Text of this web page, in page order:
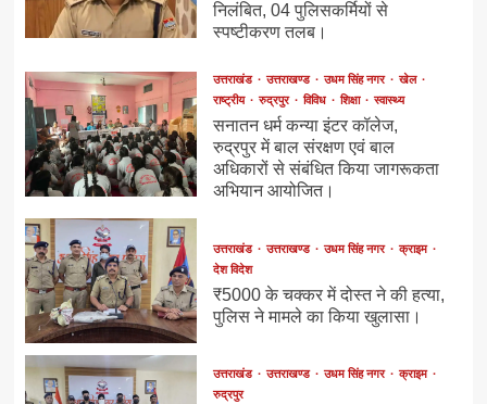
निलंबित, 04 पुलिसकर्मियों से
स्पष्टीकरण तलब।
उत्तराखंड उत्तराखण्ड उधम सिंह नगर
खेल
राष्ट्रीय
रुद्रपुर विविध शिक्षा स्वास्थ्य
सनातन धर्म कन्या इंटर कॉलेज,
रुद्रपुर में बाल संरक्षण एवं बाल
अधिकारों से संबंधित किया जागरूकता
अभियान आयोजित।
उत्तराखंड उत्तराखण्ड उधम सिंह नगर
क्राइम
देश विदेश
₹5000 के चक्कर में दोस्त ने की हत्या,
पुलिस ने मामले का किया खुलासा।
उत्तराखंड उत्तराखण्ड उधम सिंह नगर
क्राइम
रुद्रपुर